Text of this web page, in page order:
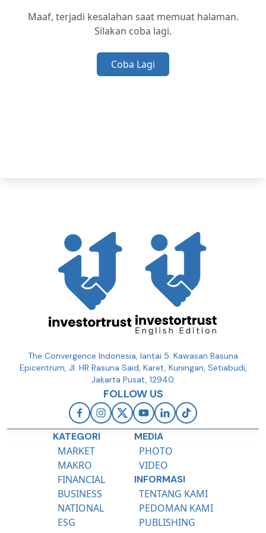
Maaf, terjadi kesalahan saat memuat halaman.
Silakan coba lagi.
Coba Lagi
The Convergence Indonesia, lantai 5. Kawasan Rasuna
Epicentrum, Jl. HR Rasuna Said, Karet, Kuningan, Setiabudi,
Jakarta Pusat, 12940.
FOLLOW US
KATEGORI
MARKET
MAKRO
FINANCIAL
BUSINESS
NATIONAL
ESG
MEDIA
PHOTO
VIDEO
INFORMASI
TENTANG KAMI
PEDOMAN KAMI
PUBLISHING